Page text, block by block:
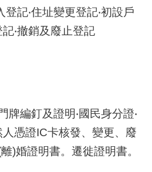
登記‧住址變更登記‧初設戶
‧撤銷及廢止登記
牌編釘及證明‧國民身分證‧
人憑證IC卡核發、變更、廢
)婚證明書。遷徙證明書。